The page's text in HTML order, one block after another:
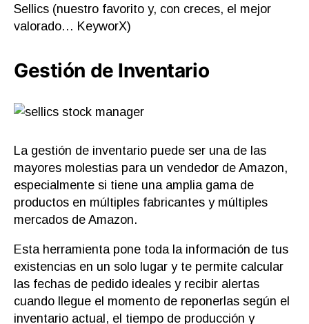
Sellics (nuestro favorito y, con creces, el mejor
valorado… KeyworX)
Gestión de Inventario
La gestión de inventario puede ser una de las
mayores molestias para un vendedor de Amazon,
especialmente si tiene una amplia gama de
productos en múltiples fabricantes y múltiples
mercados de Amazon.
Esta herramienta pone toda la información de tus
existencias en un solo lugar y te permite calcular
las fechas de pedido ideales y recibir alertas
cuando llegue el momento de reponerlas según el
inventario actual, el tiempo de producción y